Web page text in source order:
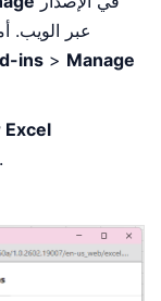
عبر الويب.
ins > Manage
.